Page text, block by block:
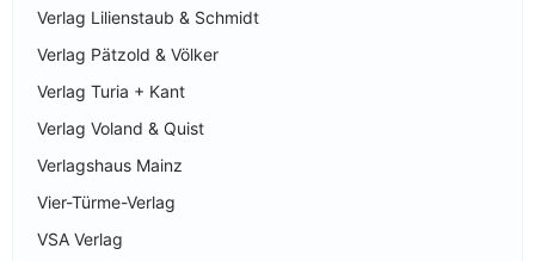
Verlag Lilienstaub & Schmidt
Verlag Pätzold & Völker
Verlag Turia + Kant
Verlag Voland & Quist
Verlagshaus Mainz
Vier-Türme-Verlag
VSA Verlag